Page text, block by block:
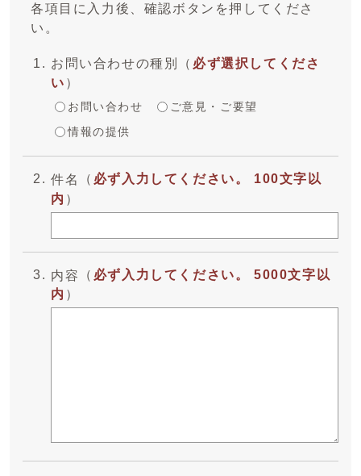
各項目に入力後、確認ボタンを押してくださ
い。
お問い合わせの種別 （ 必ず選択してくださ
い ）
お問い合わせ ご意見・ご要望
情報の提供
件名 （ 必ず入力してください。 100文字以
内 ）
内容 （ 必ず入力してください。 5000文字以
内 ）